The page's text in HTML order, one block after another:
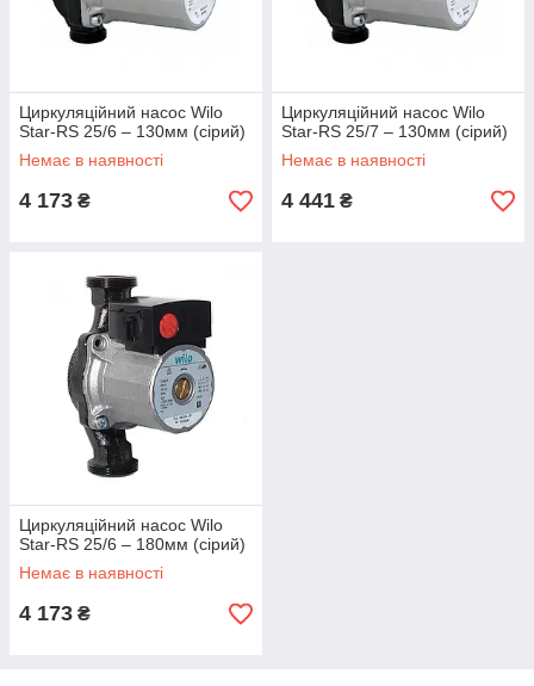
Циркуляційний насос Wilo
Star-RS 25/6 – 130мм (сірий)
Немає в наявності
4 173 ₴
Циркуляційний насос Wilo
Star-RS 25/7 – 130мм (сірий)
Немає в наявності
4 441 ₴
Циркуляційний насос Wilo
Star-RS 25/6 – 180мм (сірий)
Немає в наявності
4 173 ₴